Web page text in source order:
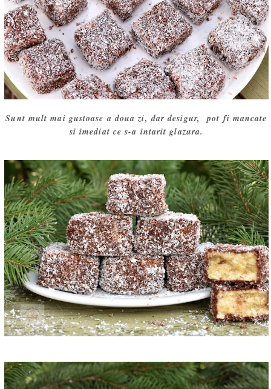
Sunt mult mai gustoase a doua zi, dar desigur, pot fi mancate
si imediat ce s-a intarit glazura.